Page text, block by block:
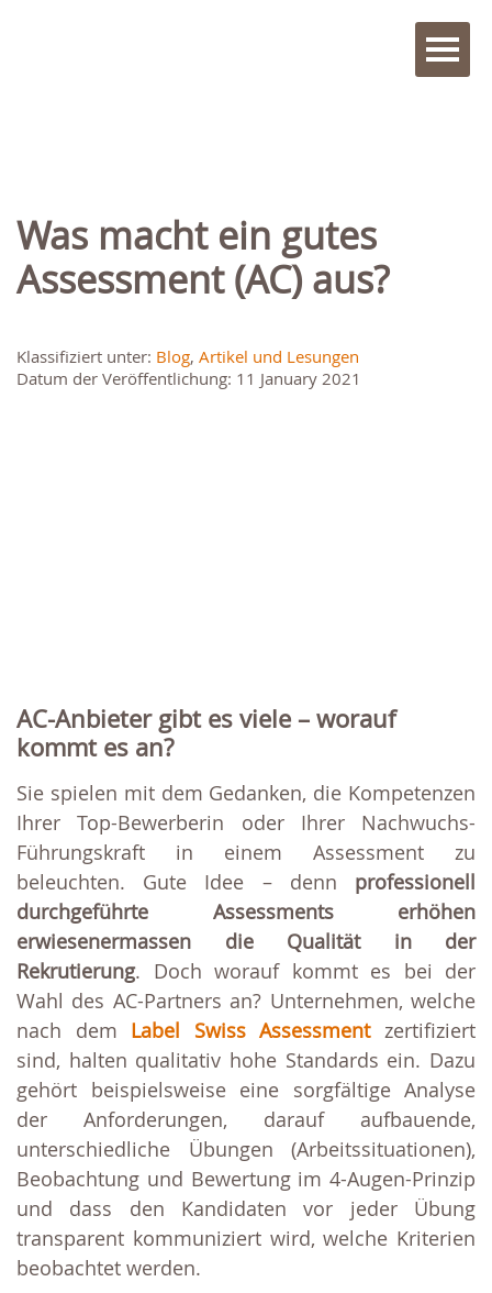
Was macht ein gutes
Assessment (AC) aus?
Klassifiziert unter: Blog, Artikel und Lesungen
Datum der Veröffentlichung: 11 January 2021
AC-Anbieter gibt es viele – worauf
kommt es an?
Sie spielen mit dem Gedanken, die Kompetenzen
Ihrer Top-Bewerberin oder Ihrer Nachwuchs-
Führungskraft in einem Assessment zu
beleuchten. Gute Idee – denn professionell
durchgeführte Assessments erhöhen
erwiesenermassen die Qualität in der
Rekrutierung. Doch worauf kommt es bei der
Wahl des AC-Partners an? Unternehmen, welche
nach dem Label Swiss Assessmentzertifiziert
sind, halten qualitativ hohe Standards ein. Dazu
gehört beispielsweise eine sorgfältige Analyse
der Anforderungen, darauf aufbauende,
unterschiedliche Übungen (Arbeitssituationen),
Beobachtung und Bewertung im 4-Augen-Prinzip
und dass den Kandidaten vor jeder Übung
transparent kommuniziert wird, welche Kriterien
beobachtet werden.